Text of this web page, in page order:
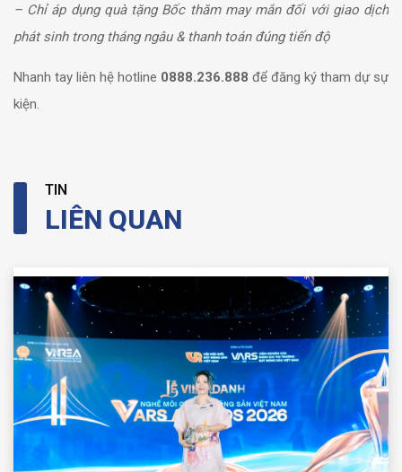
– Chỉ áp dụng quà tặng Bốc thăm may mắn đối với giao dịch
phát sinh trong tháng ngâu & thanh toán đúng tiến độ
Nhanh tay liên hệ hotline 0888.236.888 để đăng ký tham dự sự
kiện.
TIN
LIÊN QUAN